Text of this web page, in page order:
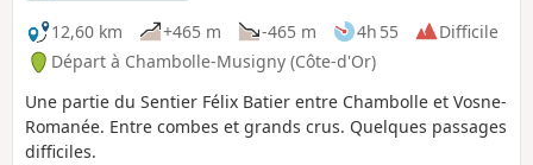
12,60 km
+465 m -465 m 4h 55
Difficile
Départ à Chambolle-Musigny (Côte-d'Or)
Une partie du Sentier Félix Batier entre Chambolle et Vosne-
Romanée. Entre combes et grands crus. Quelques passages
difficiles.